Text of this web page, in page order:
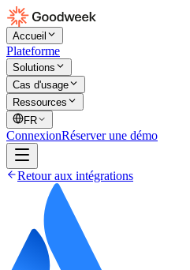
Accueil
Plateforme
Solutions
Cas d'usage
Ressources
FR
ConnexionRéserver une démo
Retour aux intégrations